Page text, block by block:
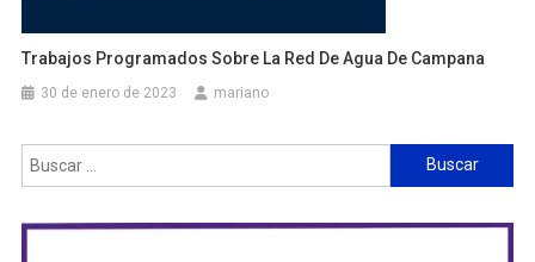
Trabajos Programados Sobre La Red De Agua De Campana
30 de enero de 2023 mariano
Buscar: